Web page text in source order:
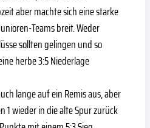
aber machte sich eine starke
Teams breit. Weder
sollten gelingen und so
herbe 3:5 Niederlage
lange auf ein Remis aus, aber
1 wieder in die alte Spur zurück